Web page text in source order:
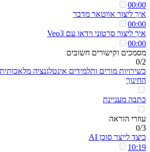
00:00
איך ליצור אווטאר מדבר
00:00
איך ליצור סרטוני וידאו עם Veo3
00:00
מסמכים וקישורים חשובים
0/2
החינוך
כתבה מעניינת
עוזרי הוראה
0/3
כיצד לייצר סוכן AI
10:19